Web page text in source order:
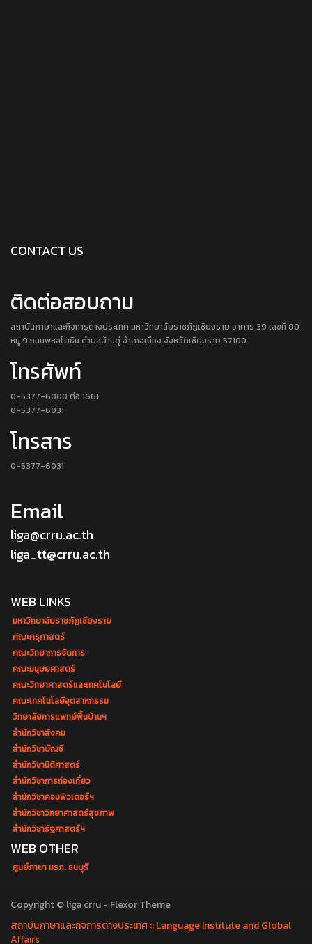
CONTACT US
ติดต่อสอบถาม
สถาบันภาษาและกิจการต่างประเทศ มหาวิทยาลัยราชภัฏเชียงราย อาคาร 39 เลขที่ 80
หมู่ 9 ถนนพหลโยธิน ตำบลบ้านดู่ อำเภอเมือง จังหวัดเชียงราย 57100
โทรศัพท์
0-5377-6000 ต่อ 1661
0-5377-6031
โทรสาร
0-5377-6031
Email
liga@crru.ac.th
liga_tt@crru.ac.th
WEB LINKS
มหาวิทยาลัยราชภัฏเชียงราย
คณะครุศาสตร์
คณะวิทยาการจัดการ
คณะมนุษยศาสตร์
คณะวิทยาศาสตร์และเทคโนโลยี
คณะเทคโนโลยีอุตสาหกรรม
วิทยาลัยการแพทย์พื้นบ้านฯ
สำนักวิชาสังคม
สำนักวิชาบัญชี
สำนักวิชานิติศาสตร์
สำนักวิชาการท่องเที่ยว
สำนักวิชาคอมพิวเตอร์ฯ
สำนักวิชาวิทยาศาสตร์สุขภาพ
สำนักวิชารัฐศาสตร์ฯ
WEB OTHER
ศูนย์ภาษา มรภ. ธนบุรี
Copyright © liga crru - Flexor Theme
สถาบันภาษาและกิจการต่างประเทศ :: Language Institute and Global
Affairs